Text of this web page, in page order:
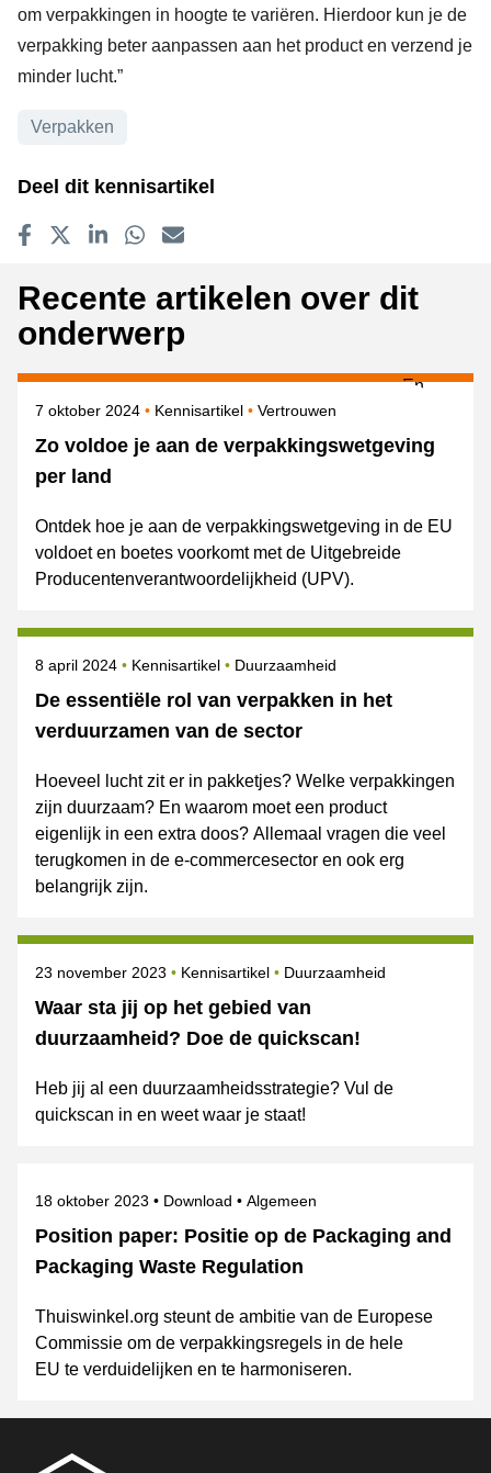
om verpakkingen in hoogte te variëren. Hierdoor kun je de
verpakking beter aanpassen aan het product en verzend je
minder lucht.”
Onderwerpen
Verpakken
Deel dit kennisartikel
Recente artikelen over dit
onderwerp
Zo voldoe je aan de verpakkingswetgeving
per land
Gepubliceerd op
7 oktober 2024 Kennisartikel Onderwerpen
Vertrouwen
Ontdek hoe je aan de verpakkingswetgeving in de EU
voldoet en boetes voorkomt met de Uitgebreide
Producentenverantwoordelijkheid (UPV).
De essentiële rol van verpakken in het
verduurzamen van de sector
Gepubliceerd op
8 april 2024 Kennisartikel Onderwerpen
Duurzaamheid
Hoeveel lucht zit er in pakketjes? Welke verpakkingen
zijn duurzaam? En waarom moet een product
eigenlijk in een extra doos? Allemaal vragen die veel
terugkomen in de e-commercesector en ook erg
belangrijk zijn.
Waar sta jij op het gebied van
duurzaamheid? Doe de quickscan!
Gepubliceerd op
23 november 2023 Kennisartikel Onderwerpen
Duurzaamheid
Heb jij al een duurzaamheidsstrategie? Vul de
quickscan in en weet waar je staat!
Position paper: Positie op de Packaging and
Packaging Waste Regulation
Gepubliceerd op
18 oktober 2023 Download Onderwerpen
Algemeen
Thuiswinkel.org steunt de ambitie van de Europese
Commissie om de verpakkingsregels in de hele
EU te verduidelijken en te harmoniseren.